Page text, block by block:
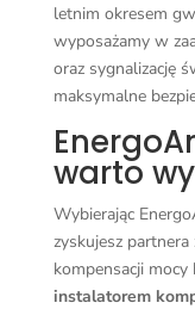
letnim okresem
wyposażamy w
oraz sygnalizację
maksymalne
warto
Wybierając
zyskujesz
kompensacji mocy
instalatorem